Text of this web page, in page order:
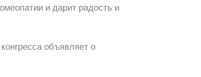
и дарит радость и
объявляет о